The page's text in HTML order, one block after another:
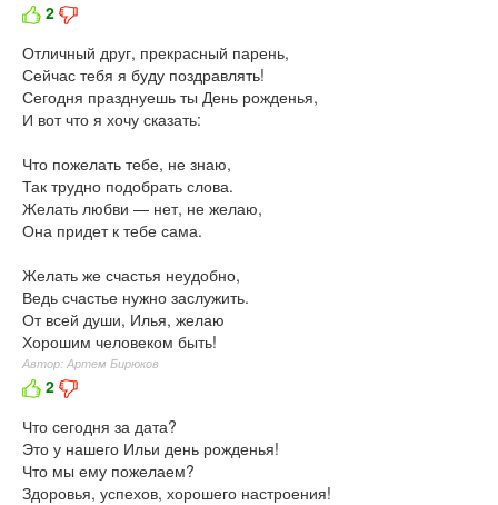
2
Отличный друг, прекрасный парень,
Сейчас тебя я буду поздравлять!
Сегодня празднуешь ты День рожденья,
И вот что я хочу сказать:
Что пожелать тебе, не знаю,
Так трудно подобрать слова.
Желать любви — нет, не желаю,
Она придет к тебе сама.
Желать же счастья неудобно,
Ведь счастье нужно заслужить.
От всей души, Илья, желаю
Хорошим человеком быть!
Автор: Артем Бирюков
2
Что сегодня за дата?
Это у нашего Ильи день рожденья!
Что мы ему пожелаем?
Здоровья, успехов, хорошего настроения!